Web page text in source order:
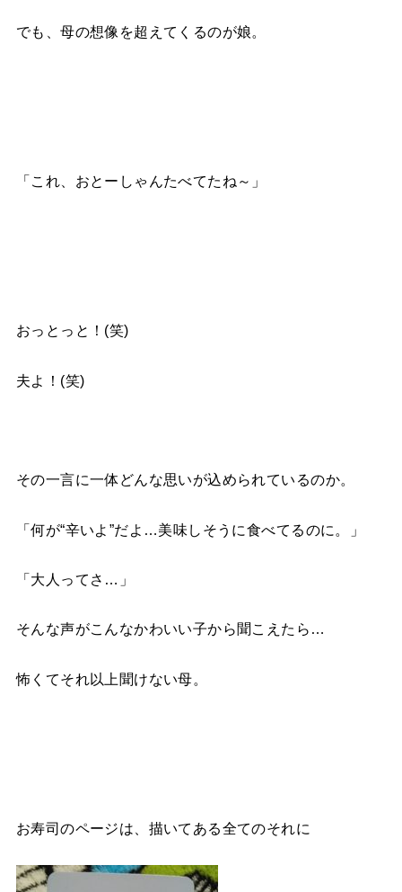
でも、母の想像を超えてくるのが娘。
「これ、おとーしゃんたべてたね～」
おっとっと！(笑)
夫よ！(笑)
その一言に一体どんな思いが込められているのか。
「何が“辛いよ”だよ…美味しそうに食べてるのに。」
「大人ってさ…」
そんな声がこんなかわいい子から聞こえたら…
怖くてそれ以上聞けない母。
お寿司のページは、描いてある全てのそれに